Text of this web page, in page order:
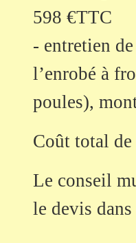
598 €TTC
- entretien
l’enrobé à
poules),
Coût total
Le conseil
le devis